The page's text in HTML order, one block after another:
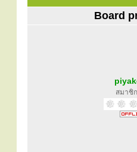
Board
สมาชิ